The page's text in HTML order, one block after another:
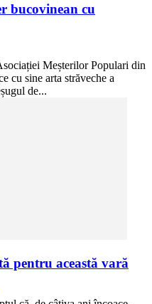
bucovinean cu
Meșterilor Populari din
cu sine arta străveche a
de...
pentru această vară